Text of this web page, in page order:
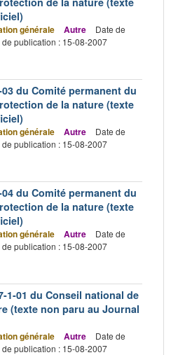
générale Autre
Date de
de publication : 15-08-2007
du Comité permanent du
de la nature (texte
générale Autre
Date de
de publication : 15-08-2007
du Comité permanent du
de la nature (texte
générale Autre
Date de
de publication : 15-08-2007
1-01 du Conseil national de
(texte non paru au Journal
générale Autre
Date de
de publication : 15-08-2007